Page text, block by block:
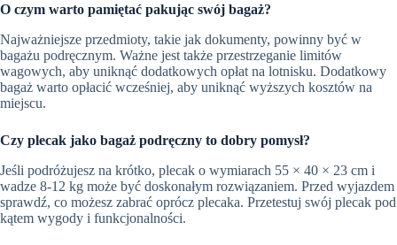
O czym warto pamiętać pakując swój bagaż?
Najważniejsze przedmioty, takie jak dokumenty, powinny być w
bagażu podręcznym. Ważne jest także przestrzeganie limitów
wagowych, aby uniknąć dodatkowych opłat na lotnisku. Dodatkowy
bagaż warto opłacić wcześniej, aby uniknąć wyższych kosztów na
miejscu.
Czy plecak jako bagaż podręczny to dobry pomysł?
Jeśli podróżujesz na krótko, plecak o wymiarach 55 × 40 × 23 cm i
wadze 8-12 kg może być doskonałym rozwiązaniem. Przed wyjazdem
sprawdź, co możesz zabrać oprócz plecaka. Przetestuj swój plecak pod
kątem wygody i funkcjonalności.